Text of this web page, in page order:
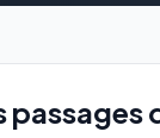
passages